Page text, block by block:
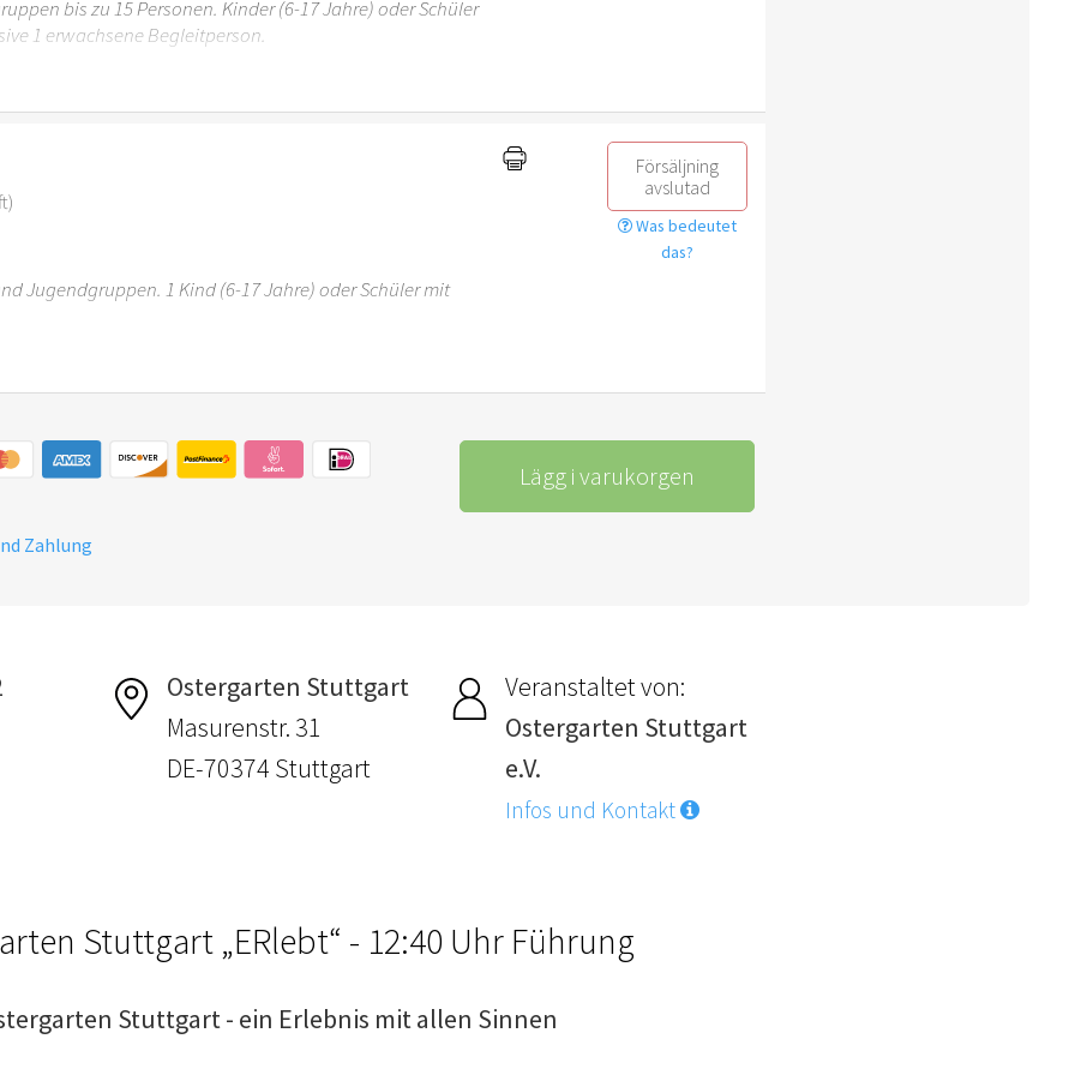
bis zu 15 Personen. Kinder (6-17 Jahre) oder Schüler
1 erwachsene Begleitperson.
6 Jahren ist der Ostergarten Stuttgart nicht
Försäljning
avslutad
Was bedeutet
das?
Jugendgruppen. 1 Kind (6-17 Jahre) oder Schüler mit
6 Jahren ist der Ostergarten Stuttgart nicht
Lägg i varukorgen
Zahlung
Ostergarten Stuttgart
Masurenstr. 31
DE-70374 Stuttgart
Veranstaltet von:
Ostergarten Stuttgart
e.V.
Infos und Kontakt
Stuttgart „ERlebt“ - 12:40 Uhr Führung
Stuttgart - ein Erlebnis mit allen Sinnen